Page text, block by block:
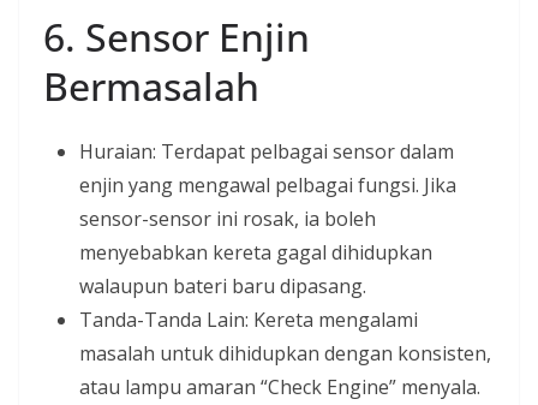
6. Sensor Enjin
Bermasalah
Huraian: Terdapat pelbagai sensor dalam
enjin yang mengawal pelbagai fungsi. Jika
sensor-sensor ini rosak, ia boleh
menyebabkan kereta gagal dihidupkan
walaupun bateri baru dipasang.
Tanda-Tanda Lain: Kereta mengalami
masalah untuk dihidupkan dengan konsisten,
atau lampu amaran “Check Engine” menyala.